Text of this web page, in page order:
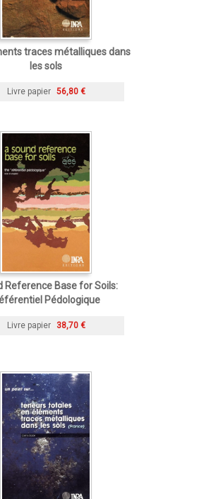
traces métalliques dans
les sols
Livre papier 56,80 €
Reference Base for Soils:
Pédologique
Livre papier 38,70 €